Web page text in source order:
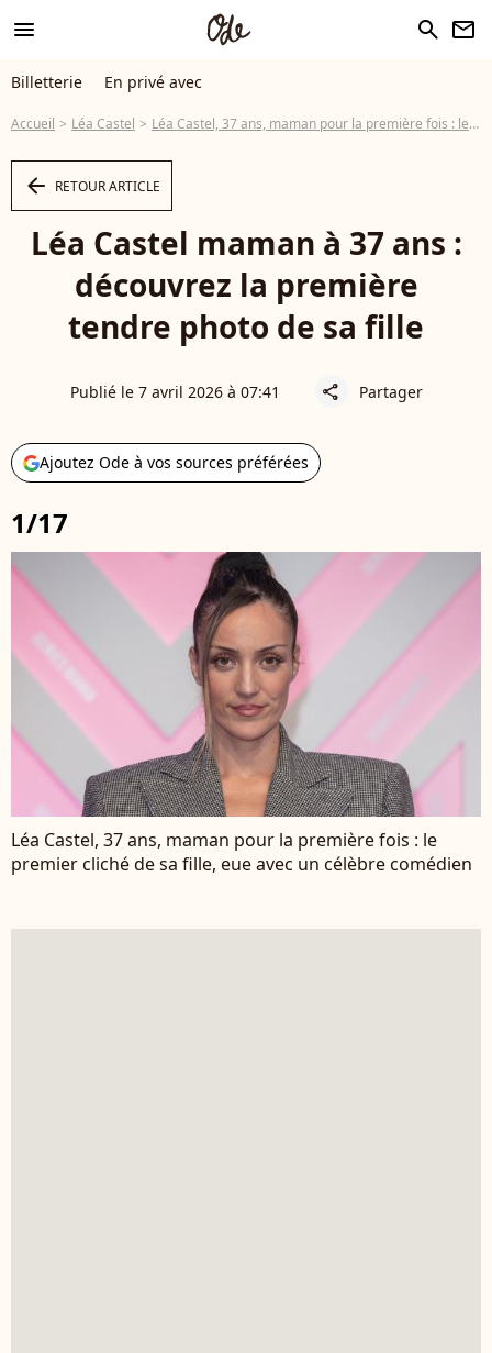
menu search newsletter
Billetterie En privé avec
Accueil Léa Castel Léa Castel, 37 ans, maman pour la première fois : le premier cliché de sa fille, eue avec un célèbre comédien
arrow_left RETOUR ARTICLE
Léa Castel maman à 37 ans :
découvrez la première
tendre photo de sa fille
Publié le 7 avril 2026 à 07:41 share Partager
Ajoutez Ode à vos sources préférées
1/17
Léa Castel, 37 ans, maman pour la première fois : le
premier cliché de sa fille, eue avec un célèbre comédien